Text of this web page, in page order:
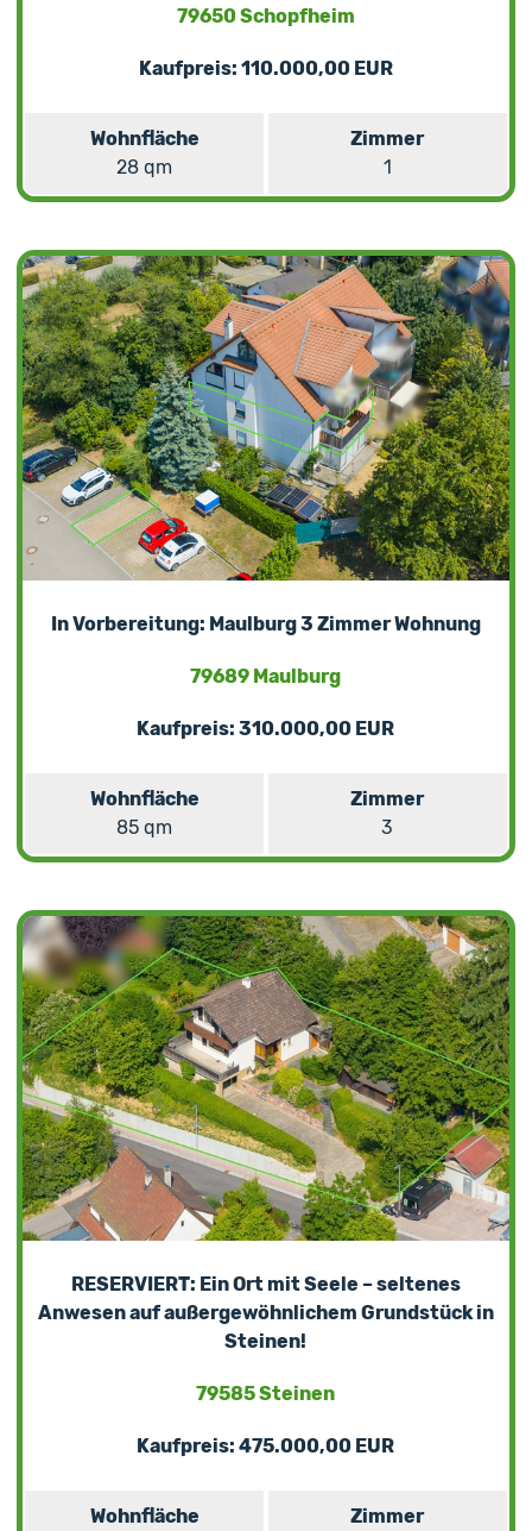
79650 Schopfheim
Kaufpreis: 110.000,00 EUR
Wohnfläche
28 qm
Zimmer
1
In Vorbereitung: Maulburg 3 Zimmer Wohnung
79689 Maulburg
Kaufpreis: 310.000,00 EUR
Wohnfläche
85 qm
Zimmer
3
RESERVIERT: Ein Ort mit Seele – seltenes
Anwesen auf außergewöhnlichem Grundstück in
Steinen!
79585 Steinen
Kaufpreis: 475.000,00 EUR
Wohnfläche
Zimmer